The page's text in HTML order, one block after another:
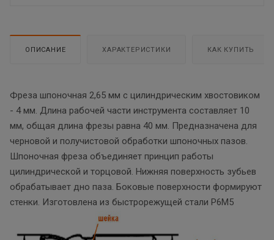
ОПИСАНИЕ ХАРАКТЕРИСТИКИ КАК КУПИТЬ
Фреза шпоночная 2,65 мм с цилиндрическим хвостовиком
- 4 мм. Длина рабочей части инструмента составляет 10
мм, общая длина фрезы равна 40 мм. Предназначена для
черновой и получистовой обработки шпоночных пазов.
Шпоночная фреза объединяет принцип работы
цилиндрической и торцовой. Нижняя поверхность зубьев
обрабатывает дно паза. Боковые поверхности формируют
стенки. Изготовлена из быстрорежущей стали Р6М5